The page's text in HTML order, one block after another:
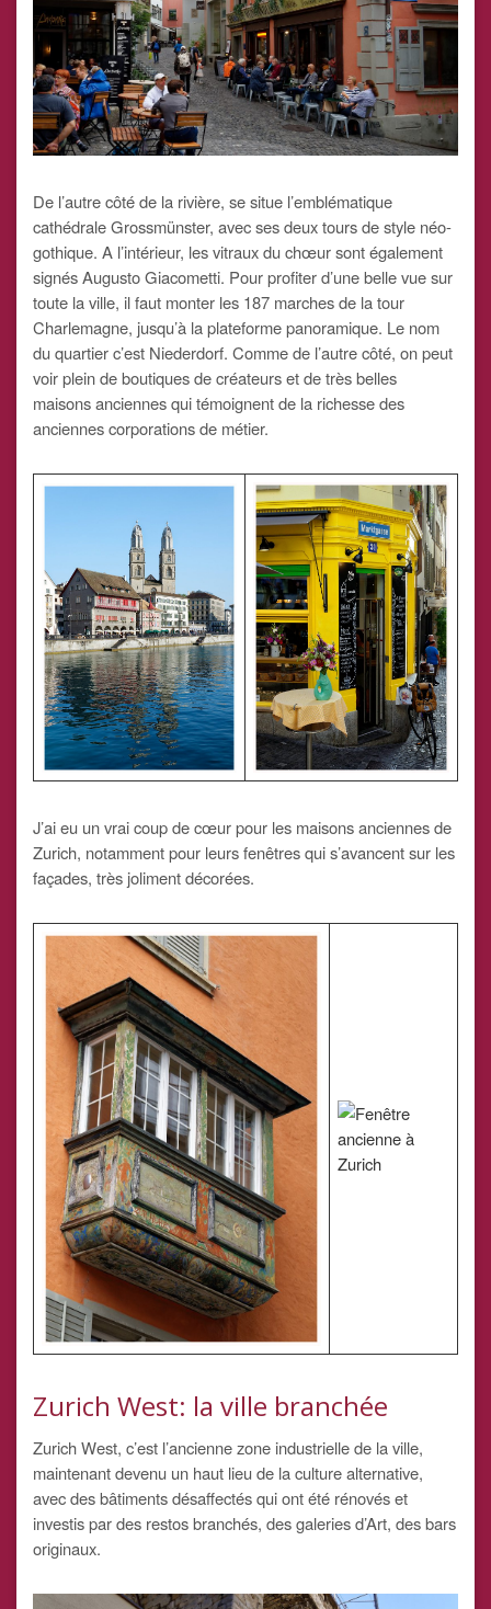
De l’autre côté de la rivière, se situe l’emblématique
cathédrale Grossmünster, avec ses deux tours de style néo-
gothique. A l’intérieur, les vitraux du chœur sont également
signés Augusto Giacometti. Pour profiter d’une belle vue sur
toute la ville, il faut monter les 187 marches de la tour
Charlemagne, jusqu’à la plateforme panoramique. Le nom
du quartier c’est Niederdorf. Comme de l’autre côté, on peut
voir plein de boutiques de créateurs et de très belles
maisons anciennes qui témoignent de la richesse des
anciennes corporations de métier.
J’ai eu un vrai coup de cœur pour les maisons anciennes de
Zurich, notamment pour leurs fenêtres qui s’avancent sur les
façades, très joliment décorées.
Zurich West: la ville branchée
Zurich West, c’est l’ancienne zone industrielle de la ville,
maintenant devenu un haut lieu de la culture alternative,
avec des bâtiments désaffectés qui ont été rénovés et
investis par des restos branchés, des galeries d’Art, des bars
originaux.